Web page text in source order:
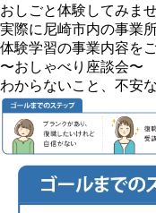
おしごと体験してみま
実際に尼崎市内の事業
体験学習の事業内容を
〜おしゃべり座談会〜
わからないこと、不安